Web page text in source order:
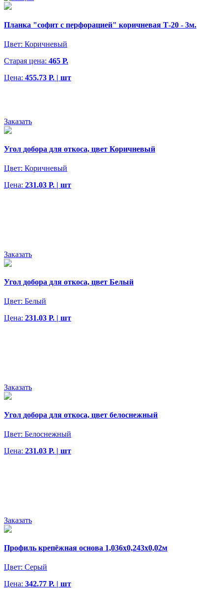
Планка "софит с перфорацией" коричневая Т-20 - 3м.
Цвет: Коричневый
Старая цена: 465 Р.
Цена: 455.73 Р. | шт
Заказать
Угол добора для откоса, цвет Коричневый
Цвет: Коричневый
Цена: 231.03 Р. | шт
Заказать
Угол добора для откоса, цвет Белый
Цвет: Белый
Цена: 231.03 Р. | шт
Заказать
Угол добора для откоса, цвет белоснежный
Цвет: Белоснежный
Цена: 231.03 Р. | шт
Заказать
Профиль крепёжная основа 1,036х0,243х0,02м
Цвет: Серый
Цена: 342.77 Р. | шт